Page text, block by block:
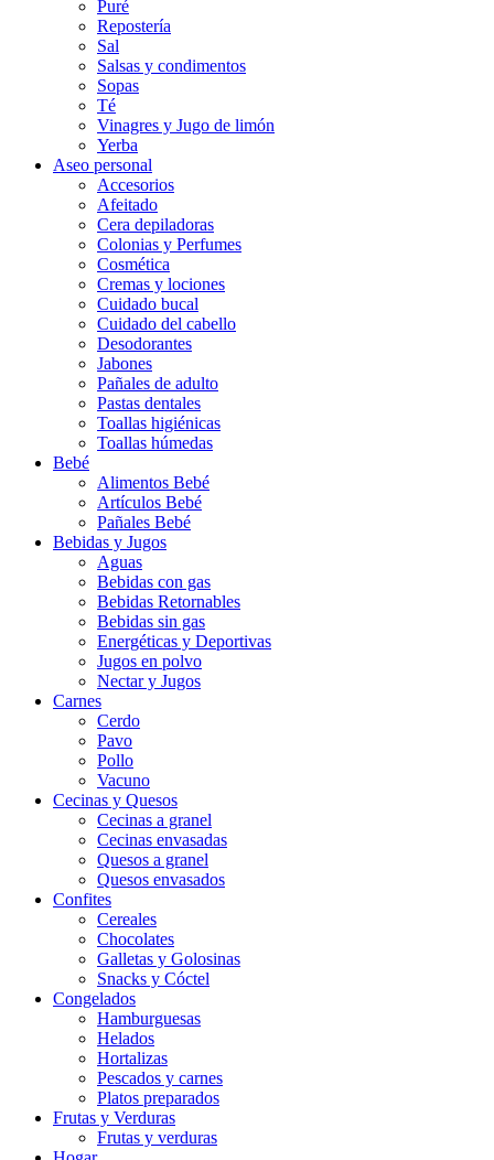
Puré
Repostería
Sal
Salsas y condimentos
Sopas
Té
Vinagres y Jugo de limón
Yerba
Aseo personal
Accesorios
Afeitado
Cera depiladoras
Colonias y Perfumes
Cosmética
Cremas y lociones
Cuidado bucal
Cuidado del cabello
Desodorantes
Jabones
Pañales de adulto
Pastas dentales
Toallas higiénicas
Toallas húmedas
Bebé
Alimentos Bebé
Artículos Bebé
Pañales Bebé
Bebidas y Jugos
Aguas
Bebidas con gas
Bebidas Retornables
Bebidas sin gas
Energéticas y Deportivas
Jugos en polvo
Nectar y Jugos
Carnes
Cerdo
Pavo
Pollo
Vacuno
Cecinas y Quesos
Cecinas a granel
Cecinas envasadas
Quesos a granel
Quesos envasados
Confites
Cereales
Chocolates
Galletas y Golosinas
Snacks y Cóctel
Congelados
Hamburguesas
Helados
Hortalizas
Pescados y carnes
Platos preparados
Frutas y Verduras
Frutas y verduras